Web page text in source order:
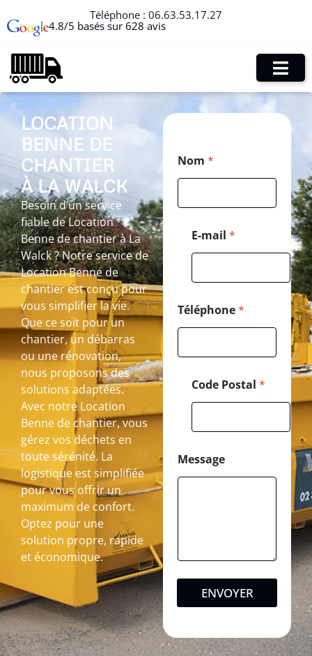
Téléphone : 06.63.53.17.27
4.8/5 basés sur 628 avis
LOCATION
BENNE DE
CHANTIER
À LA WALCK
Besoin d’un service
fiable de Location
Benne de chantier à La
Walck ? Notre service de
Location Benne de
chantier est conçu pour
vous simplifier la vie.
Que ce soit pour un
chantier, un débarras
ou une rénovation,
nous proposons des
solutions adaptées.
Avec notre Location
Benne de chantier, vous
gérez vos déchets en
toute sérénité. La
logistique est simplifiée
pour vous offrir un
maximum de confort.
Optez pour une
solution propre, rapide
et économique.
Nom *
E-mail *
s
a
g
e
N
o
m
*
Téléphone*
Code Postal *
Message
ENVOYER